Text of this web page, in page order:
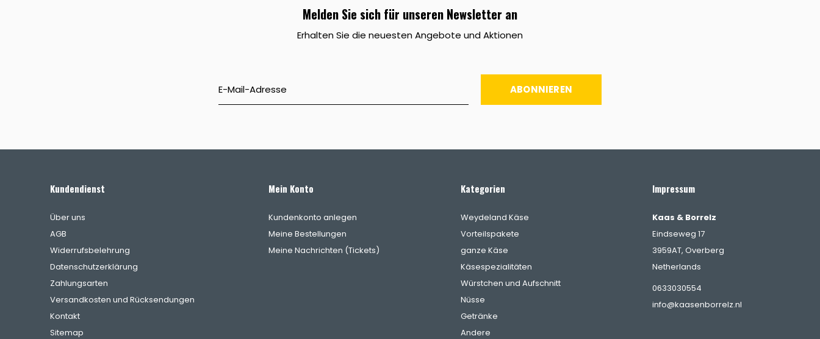
Melden Sie sich für unseren Newsletter an
Erhalten Sie die neuesten Angebote und Aktionen
ABONNIEREN
Kundendienst
Über uns
AGB
Widerrufsbelehrung
Datenschutzerklärung
Zahlungsarten
Versandkosten und Rücksendungen
Kontakt
Sitemap
Mein Konto
Kundenkonto anlegen
Meine Bestellungen
Meine Nachrichten (Tickets)
Kategorien
Weydeland Käse
Vorteilspakete
ganze Käse
Käsespezialitäten
Würstchen und Aufschnitt
Nüsse
Getränke
Andere
Impressum
Kaas & Borrelz
Eindseweg 17
3959AT, Overberg
Netherlands
0633030554
info@kaasenborrelz.nl